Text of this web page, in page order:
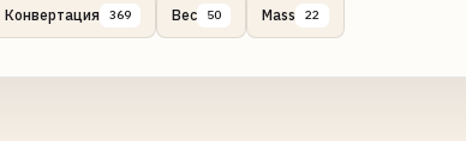
Конвертация 369 Вес 50 Mass 22